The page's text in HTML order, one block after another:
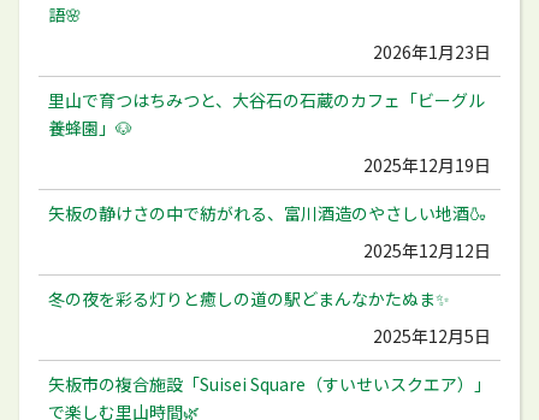
語🌸
2026年1月23日
里山で育つはちみつと、大谷石の石蔵のカフェ「ビーグル
養蜂園」🐶
2025年12月19日
矢板の静けさの中で紡がれる、富川酒造のやさしい地酒🍶
2025年12月12日
冬の夜を彩る灯りと癒しの道の駅どまんなかたぬま✨
2025年12月5日
矢板市の複合施設「Suisei Square（すいせいスクエア）」
で楽しむ里山時間🌿